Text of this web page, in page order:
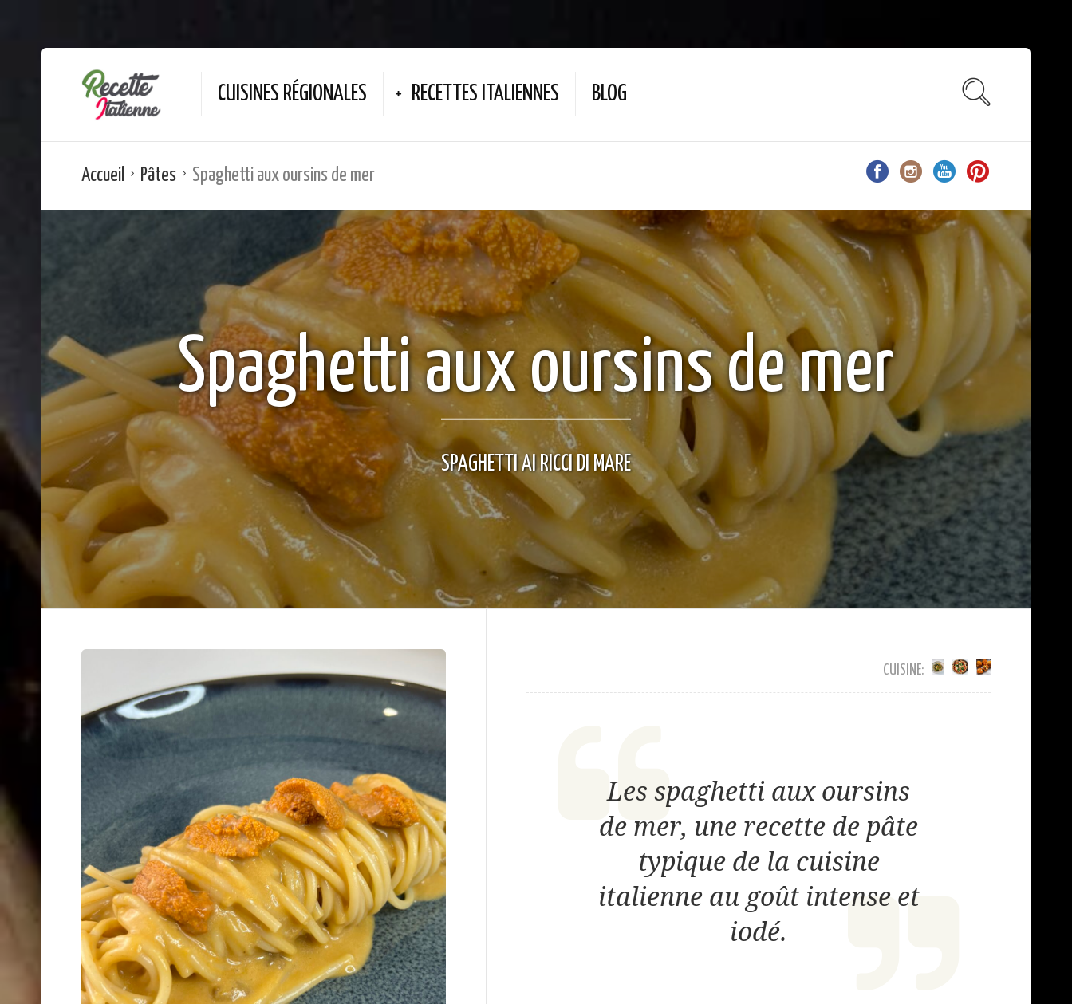
CUISINES RÉGIONALES RECETTES ITALIENNES BLOG
Accueil Pâtes Spaghetti aux oursins de mer
Spaghetti aux oursins de mer
SPAGHETTI AI RICCI DI MARE
CUISINE:
Les spaghetti aux oursins
de mer, une recette de pâte
typique de la cuisine
italienne au goût intense et
iodé.